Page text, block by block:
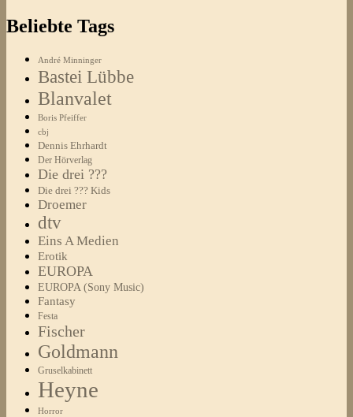
Beliebte Tags
André Minninger
Bastei Lübbe
Blanvalet
Boris Pfeiffer
cbj
Dennis Ehrhardt
Der Hörverlag
Die drei ???
Die drei ??? Kids
Droemer
dtv
Eins A Medien
Erotik
EUROPA
EUROPA (Sony Music)
Fantasy
Festa
Fischer
Goldmann
Gruselkabinett
Heyne
Horror